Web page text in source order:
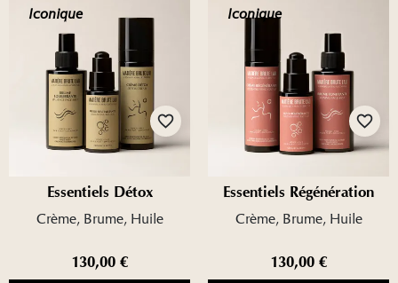
Iconique
favorite_border
Essentiels Détox
Crème, Brume, Huile
130,00 €
Iconique
favorite_border
Essentiels Régénération
Crème, Brume, Huile
130,00 €